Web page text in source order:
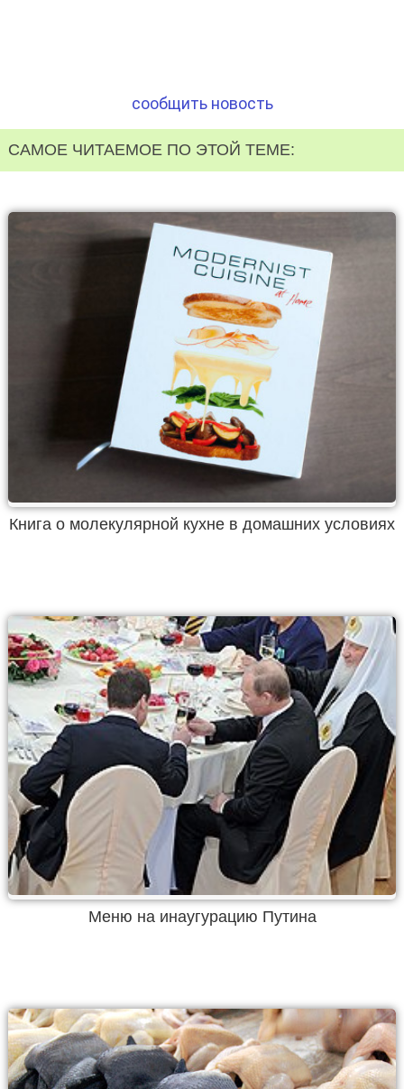
сообщить новость
САМОЕ ЧИТАЕМОЕ ПО ЭТОЙ ТЕМЕ:
Книга о молекулярной кухне в домашних условиях
Меню на инаугурацию Путина